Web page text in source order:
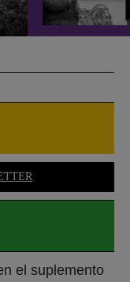
el suplemento